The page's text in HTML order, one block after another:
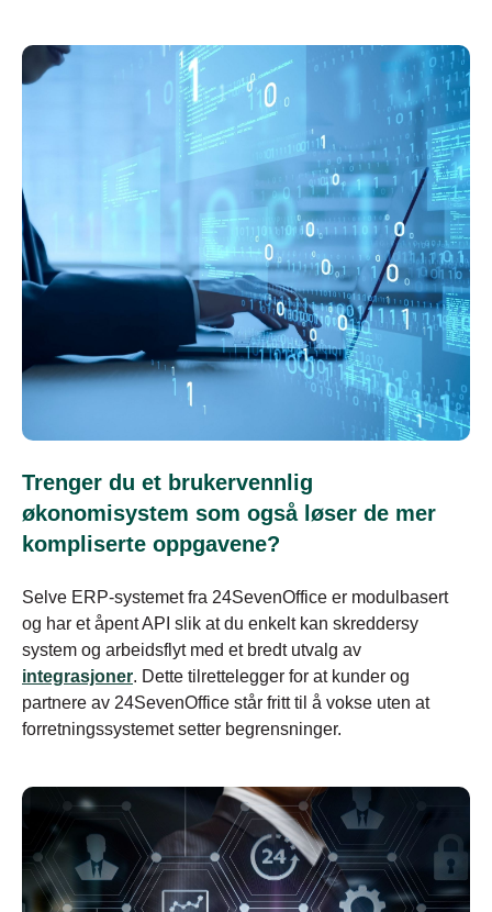
Trenger du et brukervennlig
økonomisystem som også løser de mer
kompliserte oppgavene?
Selve ERP-systemet fra 24SevenOffice er modulbasert
og har et åpent API slik at du enkelt kan skreddersy
system og arbeidsflyt med et bredt utvalg av
integrasjoner. Dette tilrettelegger for at kunder og
partnere av 24SevenOffice står fritt til å vokse uten at
forretningssystemet setter begrensninger.